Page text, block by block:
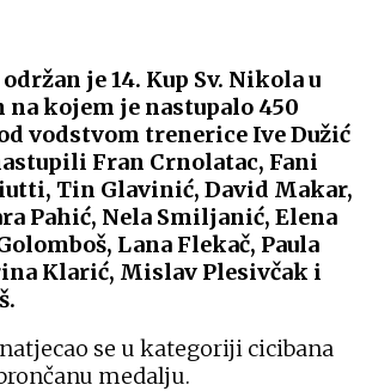
održan je 14. Kup Sv. Nikola u
na kojem je nastupalo 450
vodstvom trenerice IveDužić
Fran Crnolatac, Fani
Tin Glavinić, David Makar,
Pahić, Nela Smiljanić, Elena
Lana Flekač, Paula
Klarić, Mislav Plesivčak i
se u kategoriji cicibana
medalju.